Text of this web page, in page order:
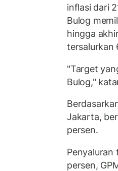
inflasi dari
Bulog
hingga
tersalurkan
"Target
Bulog,"
Jakarta,
persen.
persen,